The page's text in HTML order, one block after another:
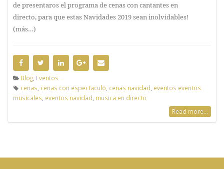
de presentaros el programa de cenas con cantantes en
directo, para que estas Navidades 2019 sean inolvidables!
(más…)
Blog, Eventos
cenas, cenas con espectaculo, cenas navidad, eventos eventos
musicales, eventos navidad, musica en directo
Read more...